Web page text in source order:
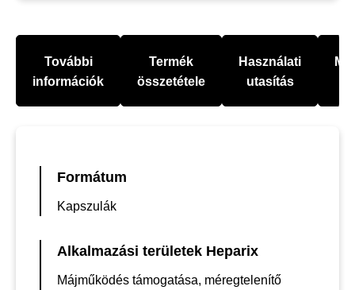
További
információk
Termék
összetétele
Használati
utasítás
Formátum
Kapszulák
Alkalmazási területek Heparix
Májműködés támogatása, méregtelenítő